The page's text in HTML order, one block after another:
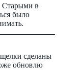
Старыми в
было
сделаны
обновлю